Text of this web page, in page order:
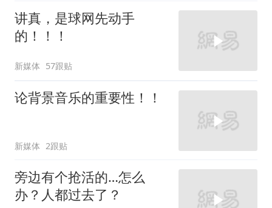
讲真，是球网先动手
的！！！
新媒体 57跟贴
论背景音乐的重要性！！
新媒体 2跟贴
旁边有个抢活的…怎么
办？人都过去了？